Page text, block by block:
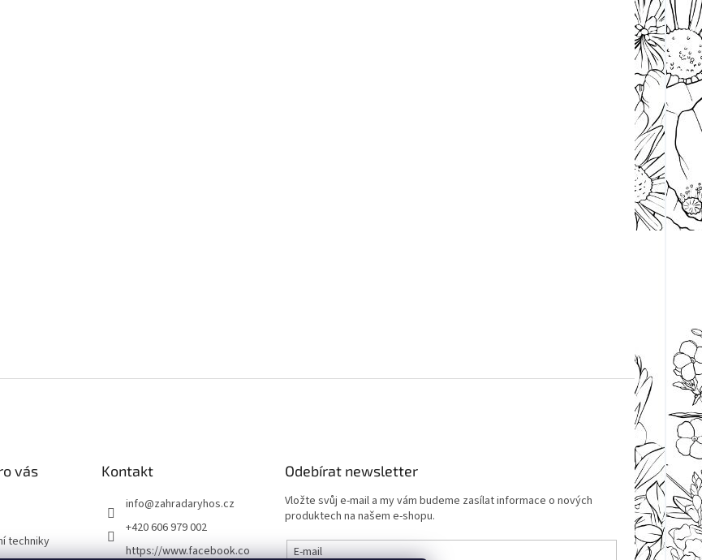
vás
techniky
Kontakt
info@zahradaryhos.cz
+420 606 979 002
https://www.facebook.co
Odebírat newsletter
Vložte svůj e-mail a my vám budeme zasílat informace o nových
produktech na našem e-shopu.
E-mail